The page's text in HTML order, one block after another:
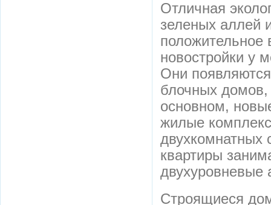
Отличная
зеленых аллей
положительное
новостройки у
Они
блочных
основном,
жилые
двухкомнатных
квартиры
двухуровневые
Строящиеся